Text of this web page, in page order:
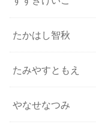
たかはし智秋
たみやすともえ
やなせなつみ